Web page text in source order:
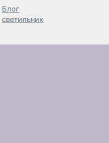
Рубрики
Блог
Метки
светильник